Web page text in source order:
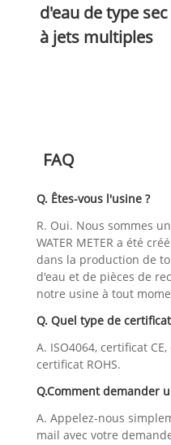
d'eau de type sec
à jets multiples
FAQ
Q. Êtes-vous l'usine ?
R. Oui. Nous sommes
WATER METER a été
dans la production de
d'eau et de pièces de
notre usine à tout
Q. Quel type de
A. ISO4064, certificat
certificat ROHS.
Q.Comment demander
A. Appelez-nous
mail avec votre